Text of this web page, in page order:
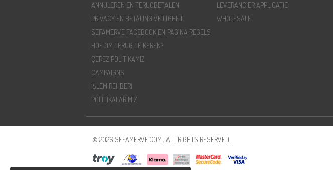
ANNULEREN EN TERUGBETALEN
PRIVACY EN BETALING VEILIGHEID
SEFAMERVE FACEBOOK EN PAGINA REGELS
HOE OM TERUG TE KEREN?
ÇEREZ POLITIKAMIZ
CAMPAIGNS
İŞLEM REHBERI
POLİTİKALARIMIZ
LEVERANCIER APPLICATIE
WHOLESALE
© 2026 SEFAMERVE.COM , ALL RIGHTS RESERVED.